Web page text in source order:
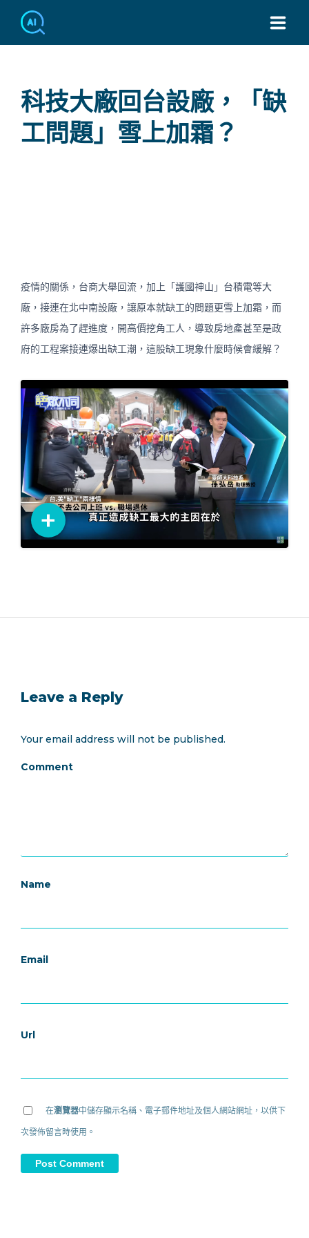
科技大廠回台設廠，「缺
工問題」雪上加霜？
疫情的關係，台商大舉回流，加上「護國神山」台積電等大
廠，接連在北中南設廠，讓原本就缺工的問題更雪上加霜，而
許多廠房為了趕進度，開高價挖角工人，導致房地產甚至是政
府的工程案接連爆出缺工潮，這股缺工現象什麼時候會緩解？
Leave a Reply
Your email address will not be published.
Comment
Name
Email
Url
在瀏覽器中儲存顯示名稱、電子郵件地址及個人網站網址，以供下
次發佈留言時使用。